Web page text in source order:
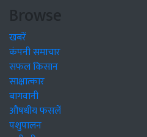
Browse
खबरें
कंपनी समाचार
सफल किसान
साक्षात्कार
बागवानी
औषधीय फसलें
पशुपालन